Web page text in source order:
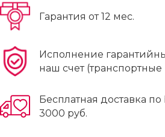
Гарантия от 12 мес.
Исполнение
наш счет (транспортные
Бесплатная доставка
3000 руб.